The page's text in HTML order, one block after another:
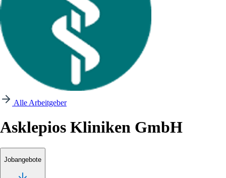
Alle Arbeitgeber
Asklepios Kliniken GmbH
Jobangebote